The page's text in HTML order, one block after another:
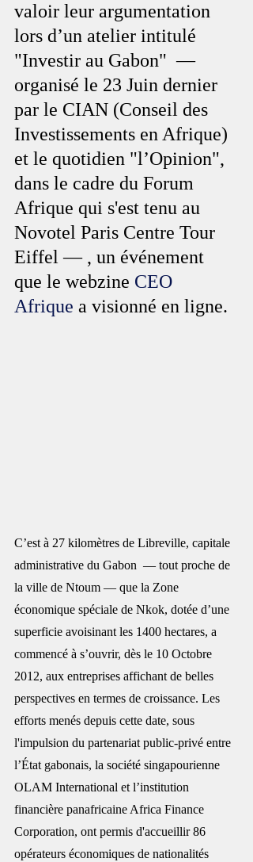
valoir leur argumentation
lors d’un atelier intitulé
"Investir au Gabon"  —
organisé le 23 Juin dernier
par le CIAN (Conseil des
Investissements en Afrique)
et le quotidien "l’Opinion",
dans le cadre du Forum
Afrique qui s'est tenu au
Novotel Paris Centre Tour
Eiffel — , un événement
que le webzine CEO
Afrique a visionné en ligne.
C’est à 27 kilomètres de Libreville, capitale
administrative du Gabon  — tout proche de
la ville de Ntoum — que la Zone
économique spéciale de Nkok, dotée d’une
superficie avoisinant les 1400 hectares, a
commencé à s’ouvrir, dès le 10 Octobre
2012, aux entreprises affichant de belles
perspectives en termes de croissance. Les
efforts menés depuis cette date, sous
l'impulsion du partenariat public-privé entre
l’État gabonais, la société singapourienne
OLAM International et l’institution
financière panafricaine Africa Finance
Corporation, ont permis d'accueillir 86
opérateurs économiques de nationalités